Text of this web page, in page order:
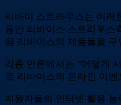
리바이 스트라우스는 이러
동안 리바이스 스트라우스
끔 리바이스의 제품들을
각종 언론에서는 “어떻게
로 리바이스의 온라인 이
지원자들의 인터넷 활용